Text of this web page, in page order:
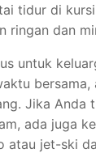
tidur di
ringan dan
untuk
bersama,
Jika Anda
ada juga
atau jet-ski